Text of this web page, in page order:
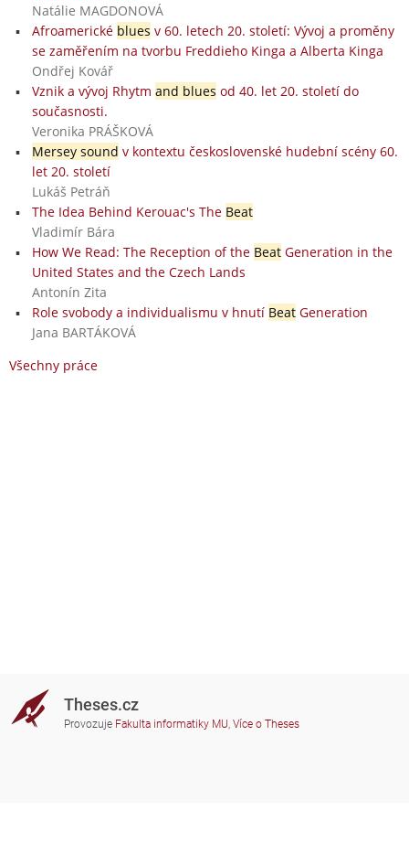
Natálie MAGDONOVÁ
Afroamerické blues v 60. letech 20. století: Vývoj a proměny
se zaměřením na tvorbu Freddieho Kinga a Alberta Kinga
Ondřej Kovář
Vznik a vývoj Rhytm and blues od 40. let 20. století do
současnosti.
Veronika PRÁŠKOVÁ
Mersey sound v kontextu československé hudební scény 60.
let 20. století
Lukáš Petráň
The Idea Behind Kerouac's The Beat
Vladimír Bára
How We Read: The Reception of the BeatGeneration in the
United States and the Czech Lands
Antonín Zita
Role svobody a individualismu v hnutí BeatGeneration
Jana BARTÁKOVÁ
Všechny práce
Theses.cz
Provozuje Fakulta informatiky MU, Více o Theses